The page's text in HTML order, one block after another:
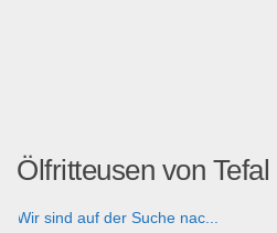
Ölfritteusen von
Wir sind auf der Suche nac...